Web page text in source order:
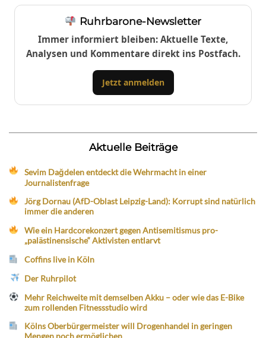
Ruhrbarone-Newsletter
Immer informiert bleiben: Aktuelle Texte,
Analysen und Kommentare direkt ins Postfach.
Jetzt anmelden
Aktuelle Beiträge
Sevim Dağdelen entdeckt die Wehrmacht in einer
Journalistenfrage
Jörg Dornau (AfD-Oblast Leipzig-Land): Korrupt sind natürlich
immer die anderen
Wie ein Hardcorekonzert gegen Antisemitismus pro-
„palästinensische“ Aktivisten entlarvt
Coffins live in Köln
Der Ruhrpilot
Mehr Reichweite mit demselben Akku – oder wie das E-Bike
zum rollenden Fitnessstudio wird
Kölns Oberbürgermeister will Drogenhandel in geringen